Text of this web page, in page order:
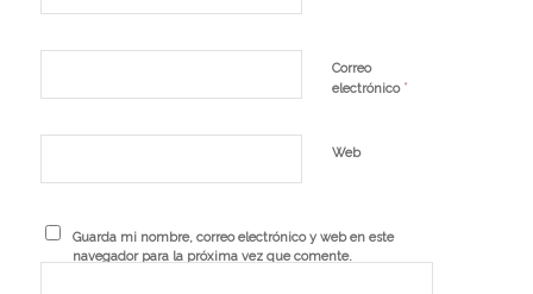
Correo
electrónico *
Web
Guarda mi nombre, correo electrónico y web en este
navegador para la próxima vez que comente.